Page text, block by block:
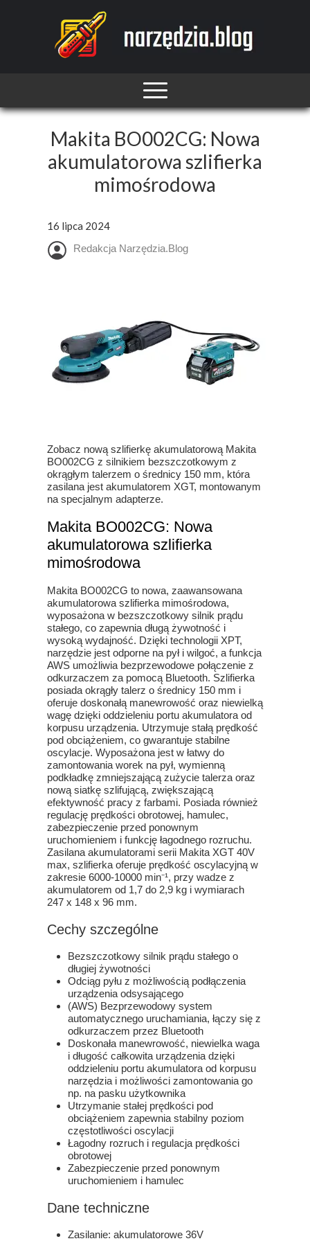
Makita BO002CG: Nowa
akumulatorowa szlifierka
mimośrodowa
16 lipca 2024
Redakcja Narzędzia.Blog
Zobacz nową szlifierkę akumulatorową Makita
BO002CG z silnikiem bezszczotkowym z
okrągłym talerzem o średnicy 150 mm, która
zasilana jest akumulatorem XGT, montowanym
na specjalnym adapterze.
Makita BO002CG: Nowa
akumulatorowa szlifierka
mimośrodowa
Makita BO002CG to nowa, zaawansowana
akumulatorowa szlifierka mimośrodowa,
wyposażona w bezszczotkowy silnik prądu
stałego, co zapewnia długą żywotność i
wysoką wydajność. Dzięki technologii XPT,
narzędzie jest odporne na pył i wilgoć, a funkcja
AWS umożliwia bezprzewodowe połączenie z
odkurzaczem za pomocą Bluetooth. Szlifierka
posiada okrągły talerz o średnicy 150 mm i
oferuje doskonałą manewrowość oraz niewielką
wagę dzięki oddzieleniu portu akumulatora od
korpusu urządzenia. Utrzymuje stałą prędkość
pod obciążeniem, co gwarantuje stabilne
oscylacje. Wyposażona jest w łatwy do
zamontowania worek na pył, wymienną
podkładkę zmniejszającą zużycie talerza oraz
nową siatkę szlifującą, zwiększającą
efektywność pracy z farbami. Posiada również
regulację prędkości obrotowej, hamulec,
zabezpieczenie przed ponownym
uruchomieniem i funkcję łagodnego rozruchu.
Zasilana akumulatorami serii Makita XGT 40V
max, szlifierka oferuje prędkość oscylacyjną w
zakresie 6000-10000 min⁻¹, przy wadze z
akumulatorem od 1,7 do 2,9 kg i wymiarach
247 x 148 x 96 mm.
Cechy szczególne
Bezszczotkowy silnik prądu stałego o
długiej żywotności
Odciąg pyłu z możliwością podłączenia
urządzenia odsysającego
(AWS) Bezprzewodowy system
automatycznego uruchamiania, łączy się z
odkurzaczem przez Bluetooth
Doskonała manewrowość, niewielka waga
i długość całkowita urządzenia dzięki
oddzieleniu portu akumulatora od korpusu
narzędzia i możliwości zamontowania go
np. na pasku użytkownika
Utrzymanie stałej prędkości pod
obciążeniem zapewnia stabilny poziom
częstotliwości oscylacji
Łagodny rozruch i regulacja prędkości
obrotowej
Zabezpieczenie przed ponownym
uruchomieniem i hamulec
Dane techniczne
Zasilanie: akumulatorowe 36V